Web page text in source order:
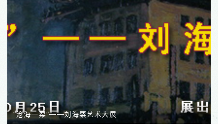
“沧海一粟”——刘海粟艺术大展